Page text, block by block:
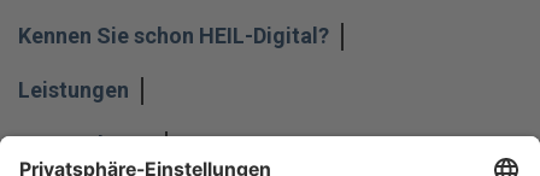
Kennen Sie schon HEIL-Digital?
Leistungen
Unternehmen